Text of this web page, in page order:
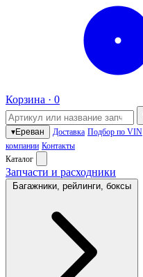
Корзина · 0
▾Ереван Доставка Подбор по VIN
компании Контакты
Каталог
Запчасти и расходники
Багажники, рейлинги, боксы